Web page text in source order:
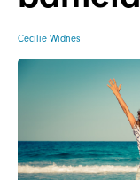
Cecilie Widnes